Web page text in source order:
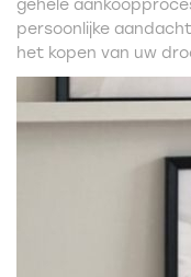
gehele
persoonlijke
het kopen van uw